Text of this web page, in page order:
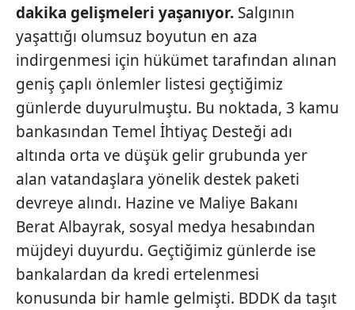
dakika gelişmeleri yaşanıyor. Salgının
yaşattığı olumsuz boyutun en aza
indirgenmesi için hükümet tarafından alınan
geniş çaplı önlemler listesi geçtiğimiz
günlerde duyurulmuştu. Bu noktada, 3 kamu
bankasından Temel İhtiyaç Desteği adı
altında orta ve düşük gelir grubunda yer
alan vatandaşlara yönelik destek paketi
devreye alındı. Hazine ve Maliye Bakanı
Berat Albayrak, sosyal medya hesabından
müjdeyi duyurdu. Geçtiğimiz günlerde ise
bankalardan da kredi ertelenmesi
konusunda bir hamle gelmişti. BDDK da taşıt